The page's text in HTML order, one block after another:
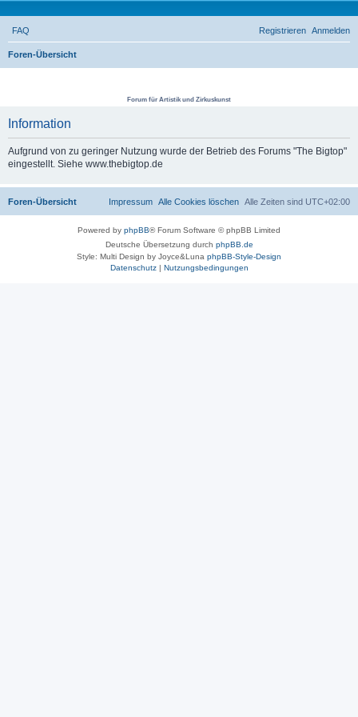
FAQ Anmelden
Registrieren
Foren-Übersicht
S
Forum für Artistik und Zirkuskunst
Information
Aufgrund von zu geringer Nutzung wurde der Betrieb des Forums "The Bigtop"
eingestellt. Siehe www.thebigtop.de
Foren-Übersicht Alle Zeiten sind UTC+02:00
Alle Cookies löschen
Impressum
Powered by phpBB® Forum Software © phpBB Limited
Deutsche Übersetzung durch phpBB.de
Style: Multi Design by Joyce&Luna phpBB-Style-Design
Datenschutz| Nutzungsbedingungen